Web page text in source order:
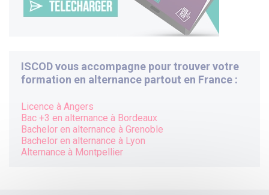
ISCOD vous accompagne pour trouver votre
formation en alternance partout en France :
Licence à Angers
Bac +3 en alternance à Bordeaux
Bachelor en alternance à Grenoble
Bachelor en alternance à Lyon
Alternance à Montpellier